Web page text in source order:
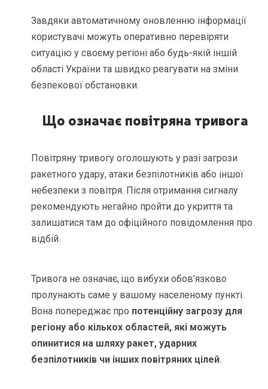
Завдяки автоматичному оновленню інформації
користувачі можуть оперативно перевіряти
ситуацію у своєму регіоні або будь-якій іншій
області України та швидко реагувати на зміни
безпекової обстановки.
Що означає повітряна тривога
Повітряну тривогу оголошують у разі загрози
ракетного удару, атаки безпілотників або іншої
небезпеки з повітря. Після отримання сигналу
рекомендують негайно пройти до укриття та
залишатися там до офіційного повідомлення про
відбій.
Тривога не означає, що вибухи обов’язково
пролунають саме у вашому населеному пункті.
Вона попереджає про потенційну загрозу для
регіону або кількох областей, які можуть
опинитися на шляху ракет, ударних
безпілотників чи інших повітряних цілей.